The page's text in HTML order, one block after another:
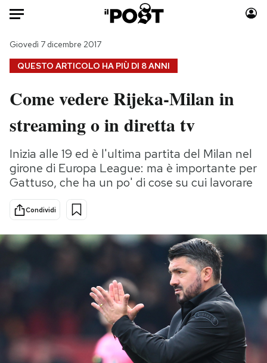
HOME
Italia
Politica
Tecnologia
Internet
Scienza
Cultura
Economia
Sport
Moda
Consumismi
Storie/Idee
Ok Boomer!
Media
Mondiali calcio 2026
QUESTO ARTICOLO HA PIÙ DI 8 ANNI
Giovedì 7 dicembre 2017
Come vedere Rijeka-Milan in
streaming o in diretta tv
Inizia alle 19 ed è l'ultima partita del Milan nel
girone di Europa League: ma è importante per
Gattuso, che ha un po' di cose su cui lavorare
Condividi